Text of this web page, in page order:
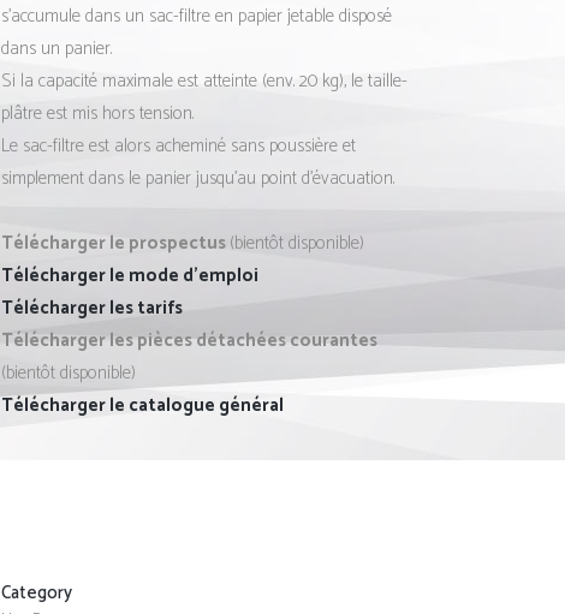
s’accumule dans un sac-filtre en papier jetable disposé
dans un panier.
Si la capacité maximale est atteinte (env. 20 kg), le taille-
plâtre est mis hors tension.
Le sac-filtre est alors acheminé sans poussière et
simplement dans le panier jusqu’au point d’évacuation.
Télécharger le prospectus(bientôt disponible)
Télécharger le mode d’emploi
Télécharger les tarifs
Télécharger les pièces détachées courantes
(bientôt disponible)
Télécharger le catalogue général
Category